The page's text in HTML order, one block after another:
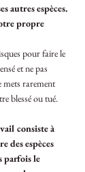
autres espèces.
propre
pour faire le
et ne pas
mets rarement
blessé ou tué.
consiste à
des espèces
parfois le